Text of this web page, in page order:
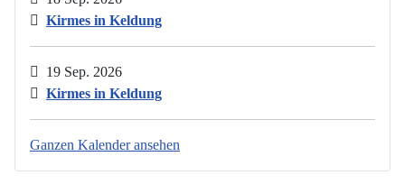
Kirmes in Keldung
19 Sep. 2026
Kirmes in Keldung
Ganzen Kalender ansehen